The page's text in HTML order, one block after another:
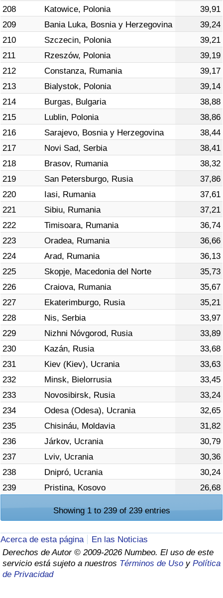
208
Katowice, Polonia
39,91
209
Bania Luka, Bosnia y Herzegovina
39,24
210
Szczecin, Polonia
39,21
211
Rzeszów, Polonia
39,19
212
Constanza, Rumania
39,17
213
Bialystok, Polonia
39,14
214
Burgas, Bulgaria
38,88
215
Lublin, Polonia
38,86
216
Sarajevo, Bosnia y Herzegovina
38,44
217
Novi Sad, Serbia
38,41
218
Brasov, Rumania
38,32
219
San Petersburgo, Rusia
37,86
220
Iasi, Rumania
37,61
221
Sibiu, Rumania
37,21
222
Timisoara, Rumania
36,74
223
Oradea, Rumania
36,66
224
Arad, Rumania
36,13
225
Skopje, Macedonia del Norte
35,73
226
Craiova, Rumania
35,67
227
Ekaterimburgo, Rusia
35,21
228
Nis, Serbia
33,97
229
Nizhni Nóvgorod, Rusia
33,89
230
Kazán, Rusia
33,68
231
Kiev (Kiev), Ucrania
33,63
232
Minsk, Bielorrusia
33,45
233
Novosibirsk, Rusia
33,24
234
Odesa (Odesa), Ucrania
32,65
235
Chisináu, Moldavia
31,82
236
Járkov, Ucrania
30,79
237
Lviv, Ucrania
30,36
238
Dnipró, Ucrania
30,24
239
Pristina, Kosovo 26,68
Showing 1 to 239 of 239 entries
Acerca de esta página
En las Noticias
Derechos de Autor © 2009-2026 Numbeo. El uso de este
servicio está sujeto a nuestros Términos de Uso y Política
de Privacidad